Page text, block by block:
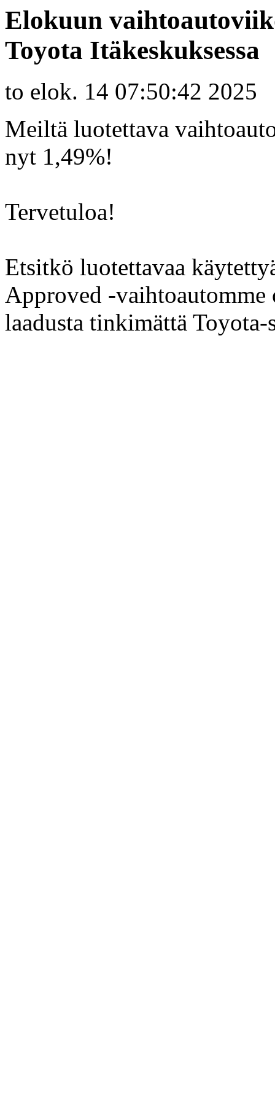
Elokuun
Toyota Itäkeskuksessa
to elok. 14 07:50:42 2025
Meiltä luotettava
nyt 1,49%!
Tervetuloa!
Etsitkö luotettavaa
Approved -
laadusta tinkimättä